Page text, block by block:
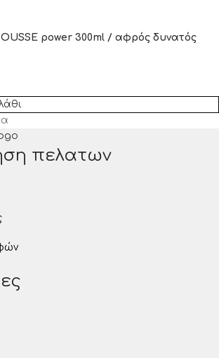
power 300ml / αφρός δυνατός
πελατων